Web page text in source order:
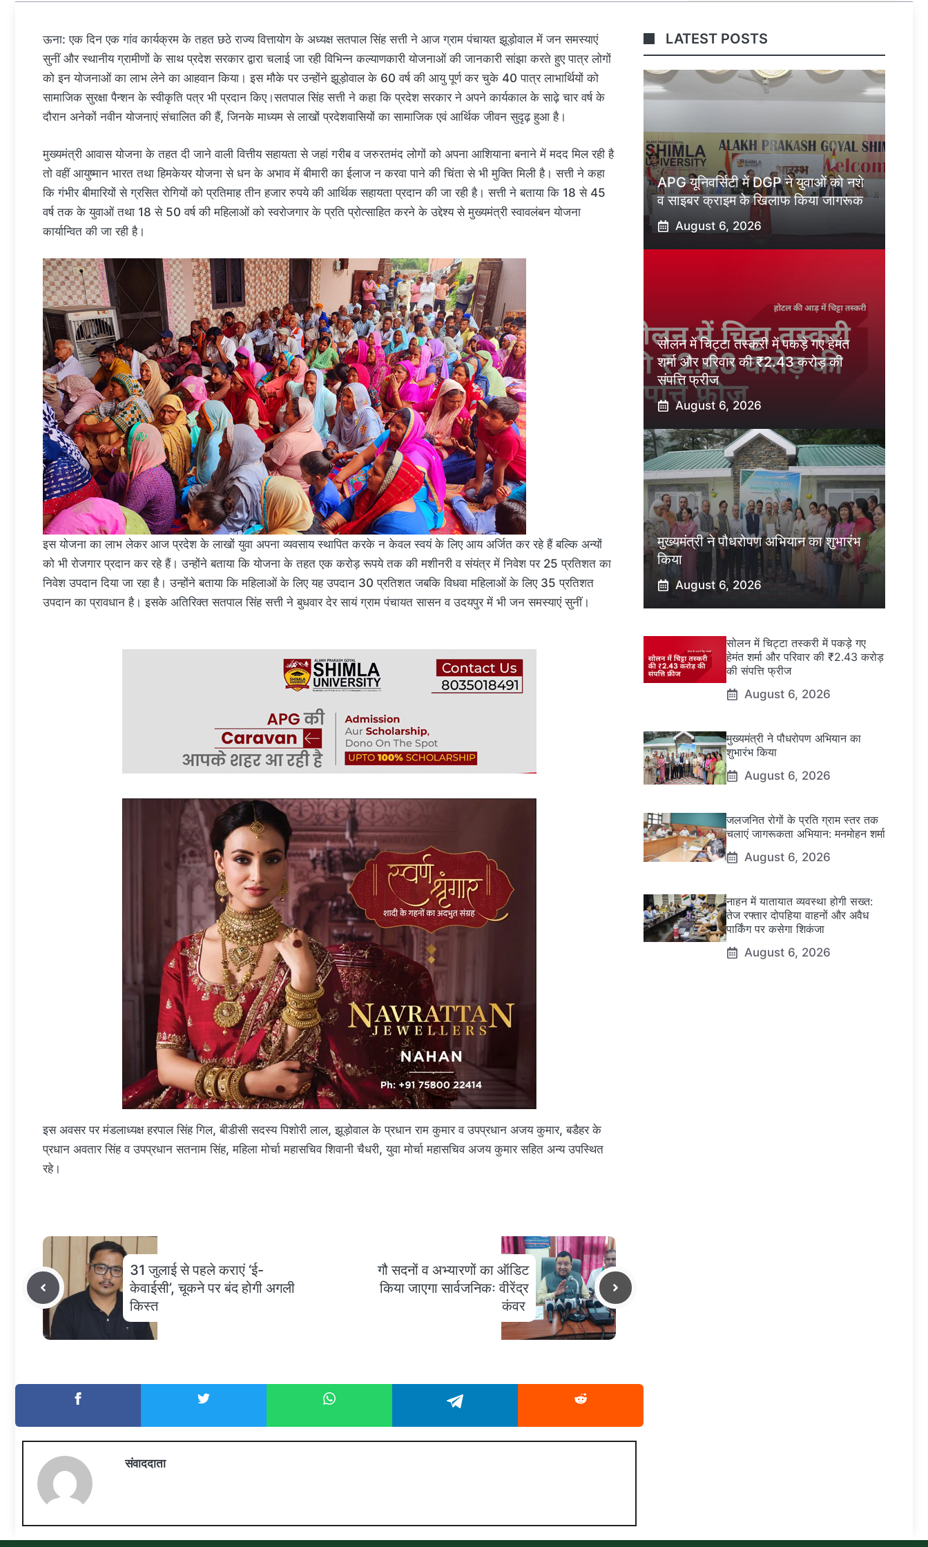
ऊना: एक दिन एक गांव कार्यक्रम के तहत छठे राज्य वित्तायोग के अध्यक्ष सतपाल सिंह सत्ती ने आज ग्राम पंचायत झूड़ोवाल में जन समस्याएं
सुनीं और स्थानीय ग्रामीणों के साथ प्रदेश सरकार द्वारा चलाई जा रही विभिन्न कल्याणकारी योजनाओं की जानकारी सांझा करते हुए पात्र लोगों
को इन योजनाओं का लाभ लेने का आहवान किया। इस मौके पर उन्होंने झूड़ोवाल के 60 वर्ष की आयु पूर्ण कर चुके 40 पात्र लाभार्थियों को
सामाजिक सुरक्षा पैन्शन के स्वीकृति पत्र भी प्रदान किए।सतपाल सिंह सत्ती ने कहा कि प्रदेश सरकार ने अपने कार्यकाल के साढ़े चार वर्ष के
दौरान अनेकों नवीन योजनाएं संचालित की हैं, जिनके माध्यम से लाखों प्रदेशवासियों का सामाजिक एवं आर्थिक जीवन सुदृढ़ हुआ है।
मुख्यमंत्री आवास योजना के तहत दी जाने वाली वित्तीय सहायता से जहां गरीब व जरुरतमंद लोगों को अपना आशियाना बनाने में मदद मिल रही है
तो वहीं आयुष्मान भारत तथा हिमकेयर योजना से धन के अभाव में बीमारी का ईलाज न करवा पाने की चिंता से भी मुक्ति मिली है। सत्ती ने कहा
कि गंभीर बीमारियों से ग्रसित रोगियों को प्रतिमाह तीन हजार रुपये की आर्थिक सहायता प्रदान की जा रही है। सत्ती ने बताया कि 18 से 45
वर्ष तक के युवाओं तथा 18 से 50 वर्ष की महिलाओं को स्वरोजगार के प्रति प्रोत्साहित करने के उद्देश्य से मुख्यमंत्री स्वावलंबन योजना
कार्यान्वित की जा रही है।
इस योजना का लाभ लेकर आज प्रदेश के लाखों युवा अपना व्यवसाय स्थापित करके न केवल स्वयं के लिए आय अर्जित कर रहे हैं बल्कि अन्यों
को भी रोजगार प्रदान कर रहे हैं। उन्होंने बताया कि योजना के तहत एक करोड़ रूपये तक की मशीनरी व संयंत्र में निवेश पर 25 प्रतिशत का
निवेश उपदान दिया जा रहा है। उन्होंने बताया कि महिलाओं के लिए यह उपदान 30 प्रतिशत जबकि विधवा महिलाओं के लिए 35 प्रतिशत
उपदान का प्रावधान है। इसके अतिरिक्त सतपाल सिंह सत्ती ने बुधवार देर सायं ग्राम पंचायत सासन व उदयपुर में भी जन समस्याएं सुनीं।
इस अवसर पर मंडलाध्यक्ष हरपाल सिंह गिल, बीडीसी सदस्य पिशोरी लाल, झूड़ोवाल के प्रधान राम कुमार व उपप्रधान अजय कुमार, बडैहर के
प्रधान अवतार सिंह व उपप्रधान सतनाम सिंह, महिला मोर्चा महासचिव शिवानी चैधरी, युवा मोर्चा महासचिव अजय कुमार सहित अन्य उपस्थित
रहे।
31 जुलाई से पहले कराएं ‘ई-
केवाईसी’, चूकने पर बंद होगी अगली
किस्त
गौ सदनों व अभ्यारणों का ऑडिट
किया जाएगा सार्वजनिकः वीरेंद्र
कंवर
संवाददाता
LATEST POSTS
APG यूनिवर्सिटी में DGP ने युवाओं को नशे
व साइबर क्राइम के खिलाफ किया जागरूक
August 6, 2026
सोलन में चिट्टा तस्करी में पकड़े गए हेमंत
शर्मा और परिवार की ₹2.43 करोड़ की
संपत्ति फ्रीज
August 6, 2026
मुख्यमंत्री ने पौधरोपण अभियान का शुभारंभ
किया
August 6, 2026
सोलन में चिट्टा तस्करी में पकड़े गए
हेमंत शर्मा और परिवार की ₹2.43 करोड़
की संपत्ति फ्रीज
August 6, 2026
मुख्यमंत्री ने पौधरोपण अभियान का
शुभारंभ किया
August 6, 2026
जलजनित रोगों के प्रति ग्राम स्तर तक
चलाएं जागरूकता अभियान: मनमोहन शर्मा
August 6, 2026
नाहन में यातायात व्यवस्था होगी सख्त:
तेज रफ्तार दोपहिया वाहनों और अवैध
पार्किंग पर कसेगा शिकंजा
August 6, 2026